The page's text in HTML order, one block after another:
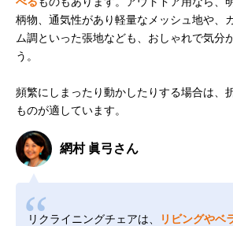
柄物、通気性があり軽量なメッシュ地や、
ム調といった張地なども、おしゃれで気分
う。
頻繁にしまったり動かしたりする場合は、
ものが適しています。
網村 眞弓さん
リクライニングチェアは、
リビングやベ